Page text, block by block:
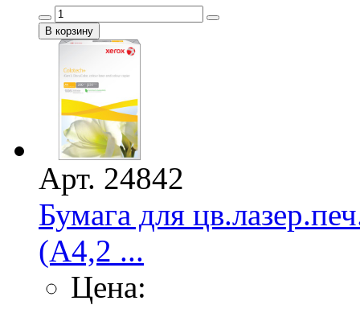
Арт. 24842
Бумага для
(А4,2 ...
Цена: